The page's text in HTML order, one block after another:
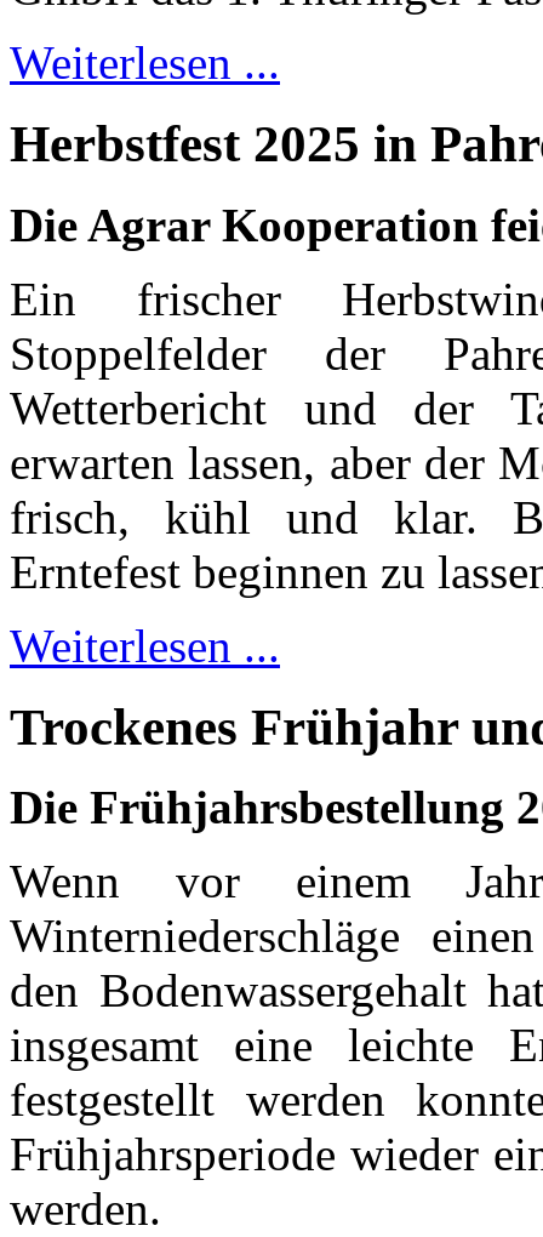
Weiterlesen ...
Herbstfest 2025 in
Die Agrar Kooperation
Ein frischer
Stoppelfelder der
Wetterbericht und der
erwarten lassen, aber der
frisch, kühl und klar.
Erntefest beginnen zu
Weiterlesen ...
Trockenes Frühjahr
Die Frühjahrsbestellung
Wenn vor einem
Winterniederschläge
den Bodenwassergehalt
insgesamt eine leichte
festgestellt werden
Frühjahrsperiode wieder
werden.